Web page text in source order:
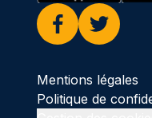
Facebook
Twitter
Mentions légales
Politique de